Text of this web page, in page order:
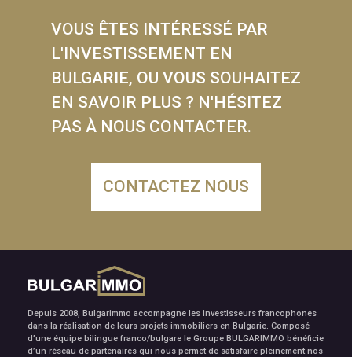
VOUS ÊTES INTÉRESSÉ PAR
L'INVESTISSEMENT EN
BULGARIE, OU VOUS SOUHAITEZ
EN SAVOIR PLUS ? N'HÉSITEZ
PAS À NOUS CONTACTER.
CONTACTEZ NOUS
Depuis 2008, Bulgarimmo accompagne les investisseurs francophones
dans la réalisation de leurs projets immobiliers en Bulgarie. Composé
d’une équipe bilingue franco/bulgare le Groupe BULGARIMMO bénéficie
d’un réseau de partenaires qui nous permet de satisfaire pleinement nos